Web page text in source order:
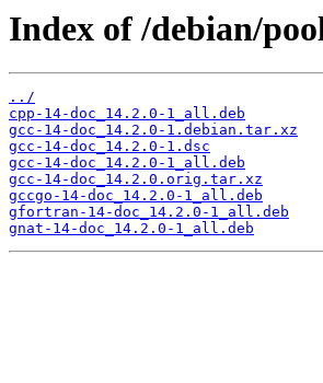
Index of /debian/
../
cpp-14-doc_14.2.0-1_all.deb
gcc-14-doc_14.2.0-1.debian.tar.xz
gcc-14-doc_14.2.0-1.dsc
gcc-14-doc_14.2.0-1_all.deb
gcc-14-doc_14.2.0.orig.tar.xz
gccgo-14-doc_14.2.0-1_all.deb
gfortran-14-doc_14.2.0-1_all.deb
gnat-14-doc_14.2.0-1_all.deb